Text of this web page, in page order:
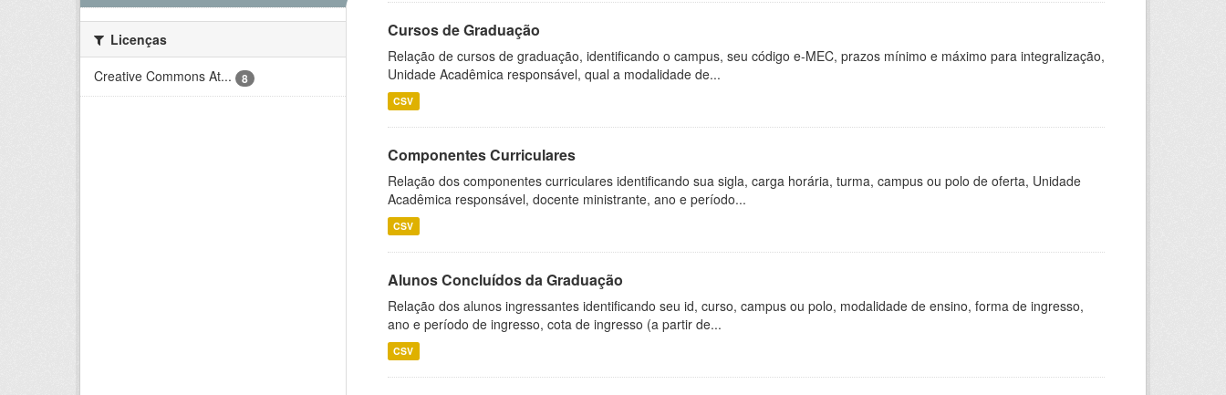
Licenças
Creative Commons At...
8
Cursos de Graduação
Relação de cursos de graduação, identificando o campus, seu código e-MEC, prazos mínimo e máximo para integralização,
Unidade Acadêmica responsável, qual a modalidade de...
CSV
Componentes Curriculares
Relação dos componentes curriculares identificando sua sigla, carga horária, turma, campus ou polo de oferta, Unidade
Acadêmica responsável, docente ministrante, ano e período...
CSV
Alunos Concluídos da Graduação
Relação dos alunos ingressantes identificando seu id, curso, campus ou polo, modalidade de ensino, forma de ingresso,
ano e período de ingresso, cota de ingresso (a partir de...
CSV